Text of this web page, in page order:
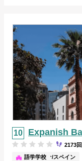
Expanish
バルセロナ/スペイン
語学学校
2173回